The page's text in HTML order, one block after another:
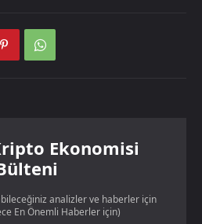
Ekonomisi
analizler ve haberler için
En Önemli Haberler için)